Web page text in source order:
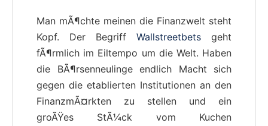
Man mÃ¶chte meinen die Finanzwelt steht
Kopf. Der Begriff Wallstreetbets geht
fÃ¶rmlich im Eiltempo um die Welt. Haben
die BÃ¶rsenneulinge endlich Macht sich
gegen die etablierten Institutionen an den
FinanzmÃ¤rkten zu stellen und ein
groÃŸes StÃ¼ck vom Kuchen